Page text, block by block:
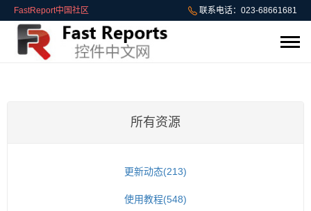
FastReport中国社区 联系电话：023-68661681
所有资源
更新动态(213)
使用教程(548)